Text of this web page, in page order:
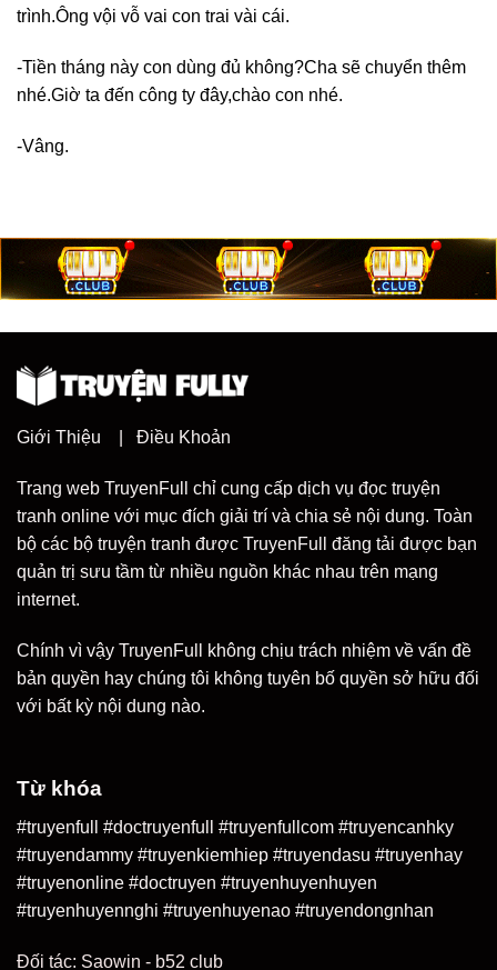
trình.Ông vội vỗ vai con trai vài cái.
-Tiền tháng này con dùng đủ không?Cha sẽ chuyển thêm
nhé.Giờ ta đến công ty đây,chào con nhé.
-Vâng.
Giới Thiệu Điều Khoản
Trang web TruyenFull chỉ cung cấp dịch vụ đọc truyện
tranh online với mục đích giải trí và chia sẻ nội dung. Toàn
bộ các bộ truyện tranh được TruyenFull đăng tải được bạn
quản trị sưu tầm từ nhiều nguồn khác nhau trên mạng
internet.
Chính vì vậy TruyenFull không chịu trách nhiệm về vấn đề
bản quyền hay chúng tôi không tuyên bố quyền sở hữu đối
với bất kỳ nội dung nào.
Từ khóa
#truyenfull #doctruyenfull #truyenfullcom #truyencanhky
#truyendammy #truyenkiemhiep #truyendasu #truyenhay
#truyenonline #doctruyen #truyenhuyenhuyen
#truyenhuyennghi #truyenhuyenao #truyendongnhan
Đối tác: Saowin - b52 club